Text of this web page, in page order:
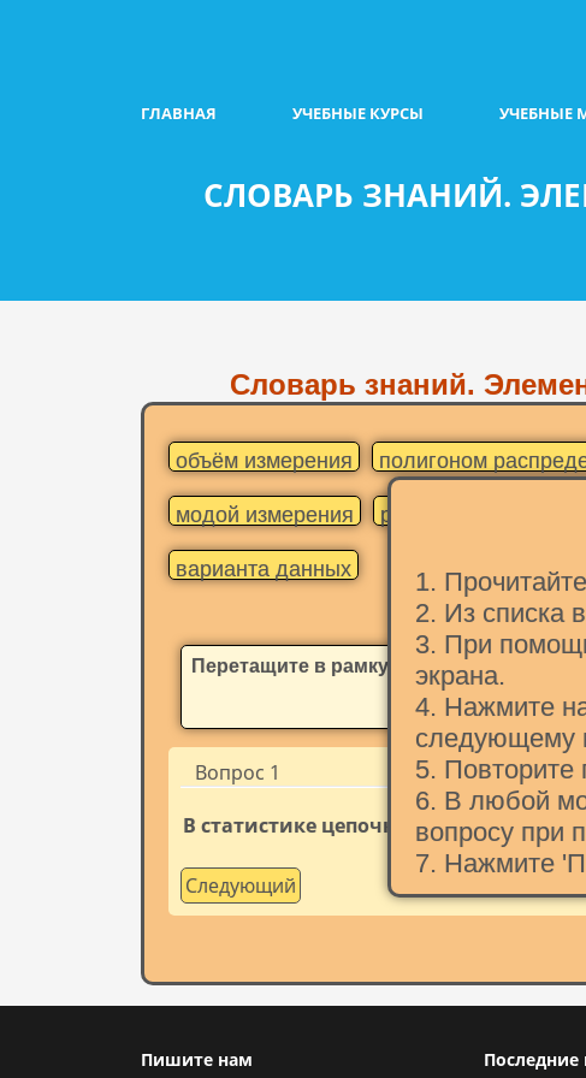
ГЛАВНАЯ УЧЕБНЫЕ КУРСЫ УЧЕБНЫЕ
СЛОВАРЬ ЗНАНИЙ.
Словарь знаний.
1.
2. Из списка
3. При
экрана.
4. Нажмите
следующему
5. Повторите
6. В любой
вопросу при
7. Нажмите
объём измерения полигоном
модой измерения ряд данных
варианта данных
Перетащите в рамку термин
Вопрос 1
В статистике цепочку данных,
Следующий
Пишите нам